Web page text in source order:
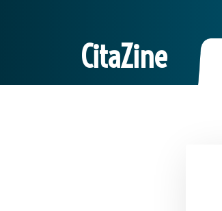
CitaZine